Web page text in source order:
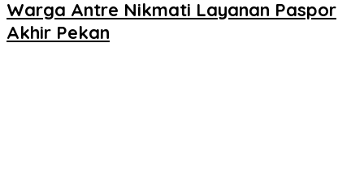
Warga Antre Nikmati Layanan Paspor
Akhir Pekan